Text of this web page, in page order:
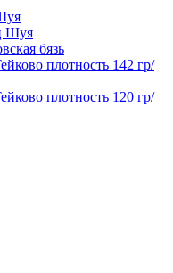
Шуя
бязь
плотность 142 гр/
плотность 120 гр/